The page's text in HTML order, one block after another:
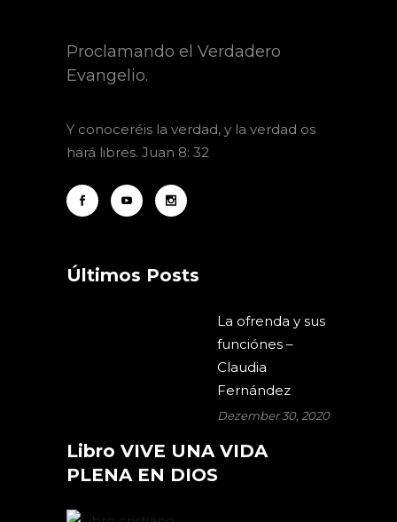
Proclamando el Verdadero
Evangelio.
Y conoceréis la verdad, y la verdad os
hará libres. Juan 8: 32
Últimos Posts
La ofrenda y sus
funciónes –
Claudia
Fernández
Dezember 30, 2020
Libro VIVE UNA VIDA
PLENA EN DIOS